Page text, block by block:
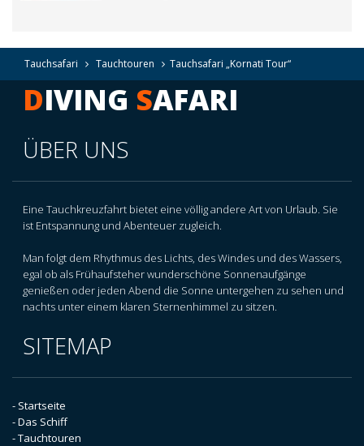
Tauchsafari Tauchtouren Tauchsafari „Kornati Tour“
DIVING SAFARI
ÜBER UNS
Eine Tauchkreuzfahrt bietet eine völlig andere Art von Urlaub. Sie
ist Entspannung und Abenteuer zugleich.
Man folgt dem Rhythmus des Lichts, des Windes und des Wassers,
egal ob als Frühaufsteher wunderschöne Sonnenaufgänge
genießen oder jeden Abend die Sonne untergehen zu sehen und
nachts unter einem klaren Sternenhimmel zu sitzen.
SITEMAP
- Startseite
- Das Schiff
- Tauchtouren